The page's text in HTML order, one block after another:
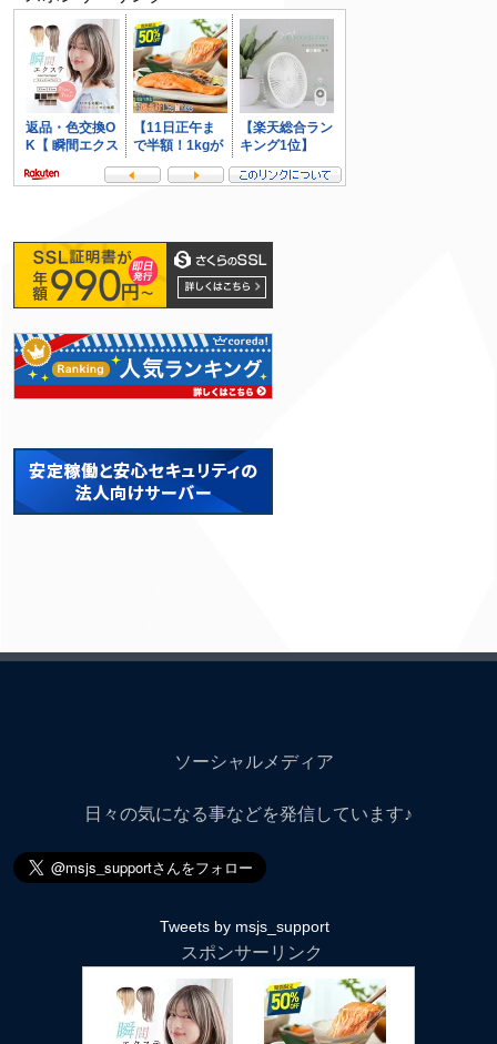
ソーシャルメディア
日々の気になる事などを発信しています♪
Tweets by msjs_support
スポンサーリンク